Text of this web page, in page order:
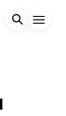
ZoekveldMenu